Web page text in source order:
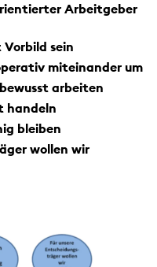
Arbeitgeber
sein
miteinander um
arbeiten
handeln
bleiben
wollen wir